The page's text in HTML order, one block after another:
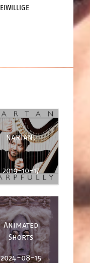
NARTAN.
2019-10-17
Animated
Shorts
2024-08-15